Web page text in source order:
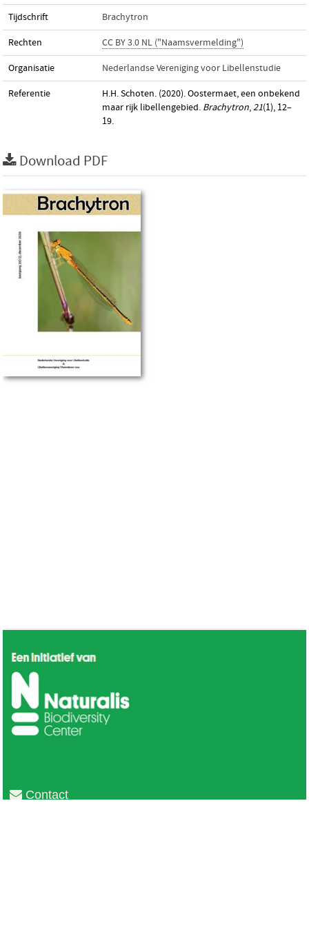
Tijdschrift Brachytron
Rechten CC BY 3.0 NL ("Naamsvermelding")
Organisatie Nederlandse Vereniging voor Libellenstudie
Referentie
H.H. Schoten. (2020). Oostermaet, een onbekend
maar rijk libellengebied. Brachytron,21(1), 12–
19.
Download PDF
Contact